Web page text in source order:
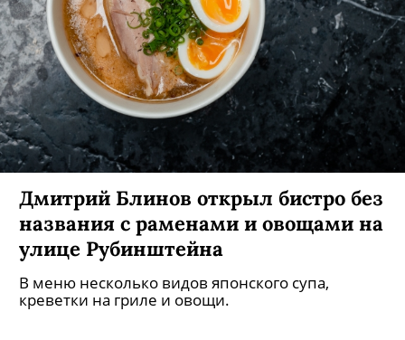
Дмитрий Блинов открыл бистро без
названия с раменами и овощами на
улице Рубинштейна
В меню несколько видов японского супа,
креветки на гриле и овощи.